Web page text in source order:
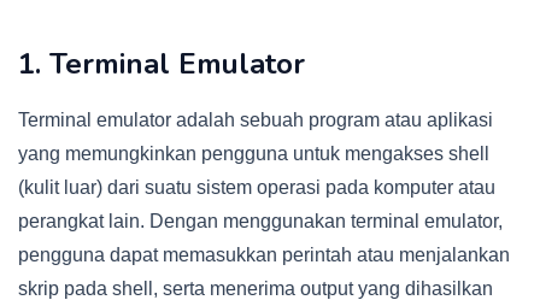
1. Terminal Emulator
Terminal emulator adalah sebuah program atau aplikasi
yang memungkinkan pengguna untuk mengakses shell
(kulit luar) dari suatu sistem operasi pada komputer atau
perangkat lain. Dengan menggunakan terminal emulator,
pengguna dapat memasukkan perintah atau menjalankan
skrip pada shell, serta menerima output yang dihasilkan